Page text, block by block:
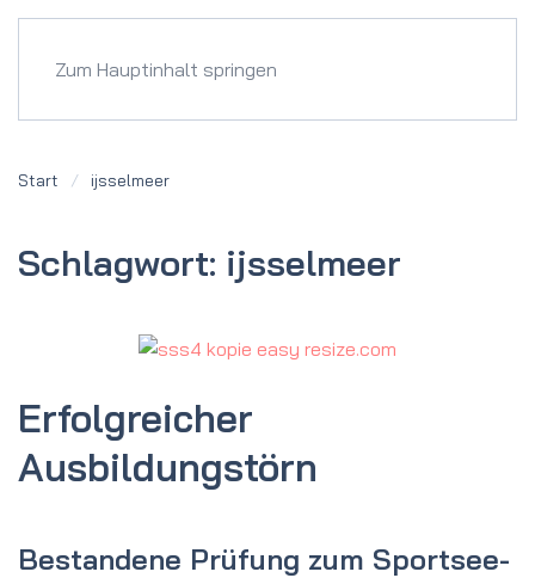
Zum Hauptinhalt springen
Start ijsselmeer
Schlagwort: ijsselmeer
Erfolgreicher
Ausbildungstörn
Bestandene Prüfung zum Sportsee­